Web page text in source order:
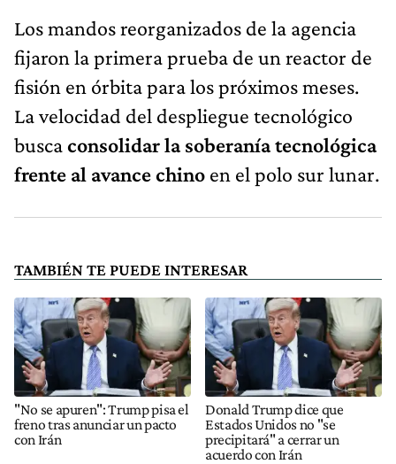
Los mandos reorganizados de la agencia
fijaron la primera prueba de un reactor de
fisión en órbita para los próximos meses.
La velocidad del despliegue tecnológico
buscaconsolidar la soberanía tecnológica
frente al avance chino en el polo sur lunar.
TAMBIÉN TE PUEDE INTERESAR
"No se apuren": Trump pisa el
freno tras anunciar un pacto
con Irán
Donald Trump dice que
Estados Unidos no "se
precipitará" a cerrar un
acuerdo con Irán